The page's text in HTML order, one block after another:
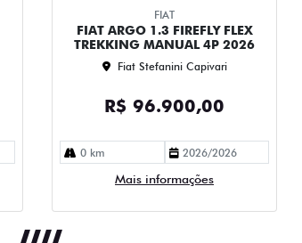
FIAT
FIAT ARGO 1.3 FIREFLY FLEX
TREKKING MANUAL 4P 2026
Fiat Stefanini Capivari
R$ 96.900,00
0 km 2026/2026
Mais informações